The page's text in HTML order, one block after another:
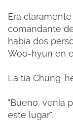
Era
comandante
había dos
Woo-hyun en
La tía Chung-
"Bueno, venía
este lugar".